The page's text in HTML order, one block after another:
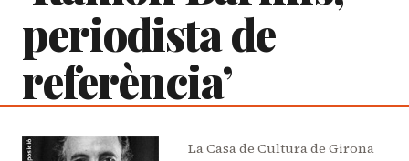
periodista de
referència’
La Casa de Cultura de Girona